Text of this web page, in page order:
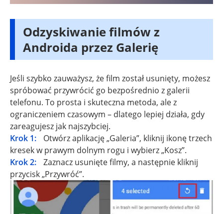
Odzyskiwanie filmów z
Androida przez Galerię
Jeśli szybko zauważysz, że film został usunięty, możesz
spróbować przywrócić go bezpośrednio z galerii
telefonu. To prosta i skuteczna metoda, ale z
ograniczeniem czasowym – dlatego lepiej działa, gdy
zareagujesz jak najszybciej.
Krok 1:
Otwórz aplikację „Galeria”, kliknij ikonę trzech
kresek w prawym dolnym rogu i wybierz „Kosz”.
Krok 2:
Zaznacz usunięte filmy, a następnie kliknij
przycisk „Przywróć”.